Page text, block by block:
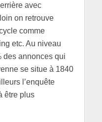
avec
on retrouve
comme
etc. Au niveau
des annonces qui
se situe à 1840
l’enquête
être plus